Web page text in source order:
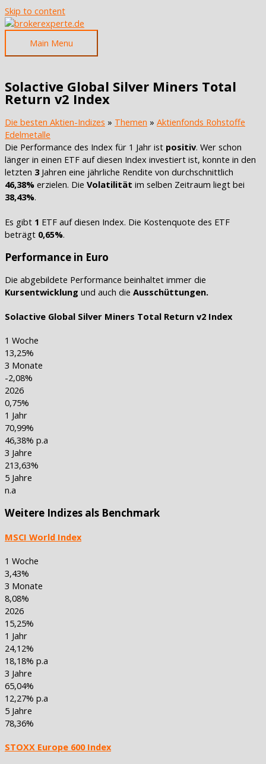
Skip to content
Main Menu
Solactive Global Silver Miners Total
Return v2 Index
Die besten Aktien-Indizes » Themen » Aktienfonds Rohstoffe
Edelmetalle
Die Performance des Index für 1 Jahr ist positiv. Wer schon
länger in einen ETF auf diesen Index investiert ist, konnte in den
letzten 3Jahren eine jährliche Rendite von durchschnittlich
46,38% erzielen. Die Volatilität im selben Zeitraum liegt bei
38,43%.
Es gibt 1 ETF auf diesen Index. Die Kostenquote des ETF
beträgt 0,65%.
Performance in Euro
Die abgebildete Performance beinhaltet immer die
Kursentwicklung und auch die Ausschüttungen.
Solactive Global Silver Miners Total Return v2 Index
1 Woche
13,25%
3 Monate
-2,08%
2026
0,75%
1 Jahr
70,99%
46,38% p.a
3 Jahre
213,63%
5 Jahre
n.a
Weitere Indizes als Benchmark
MSCI World Index
1 Woche
3,43%
3 Monate
8,08%
2026
15,25%
1 Jahr
24,12%
18,18% p.a
3 Jahre
65,04%
12,27% p.a
5 Jahre
78,36%
STOXX Europe 600 Index